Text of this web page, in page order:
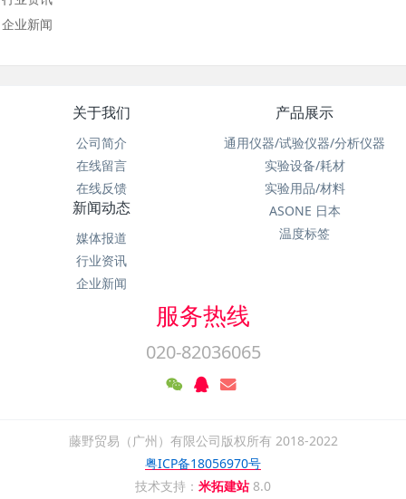
企业新闻
关于我们
公司简介
在线留言
在线反馈
产品展示
通用仪器/试验仪器/分析仪器
实验设备/耗材
实验用品/材料
ASONE 日本
温度标签
新闻动态
媒体报道
行业资讯
企业新闻
服务热线
020-82036065
藤野贸易（广州）有限公司版权所有 2018-2022
粤ICP备18056970号
技术支持： 米拓建站 8.0